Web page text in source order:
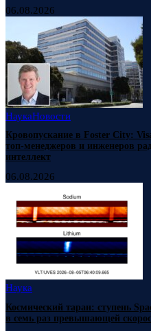
06.08.2026
НаукаНовости
Кровопускание в Foster City:
топ-менеджеров и инженеров
интеллект
06.08.2026
Наука
Космический таран: ступень
в семь раз превышающей